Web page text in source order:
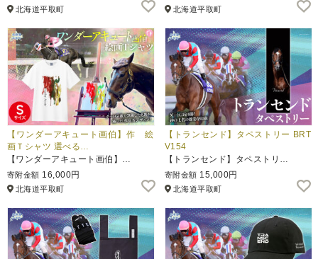
北海道平取町 北海道平取町
【ワンダーアキュート画伯】作 絵
画Ｔシャツ 選べる…
【ワンダーアキュート画伯】…
寄附金額 16,000円
北海道平取町
【トランセンド】タペストリー BRT
V154
【トランセンド】タペストリ…
寄附金額 15,000円
北海道平取町